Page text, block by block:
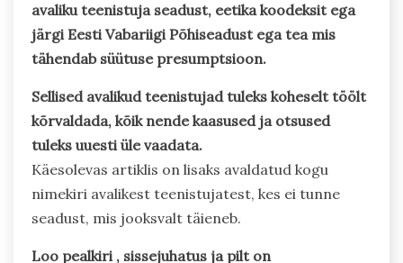
avaliku teenistuja seadust, eetika koodeksit ega
järgi Eesti Vabariigi Põhiseadust ega tea mis
tähendab süütuse presumptsioon.
Sellised avalikud teenistujad tuleks koheselt töölt
kõrvaldada, kõik nende kaasused ja otsused
tuleks uuesti üle vaadata.
Käesolevas artiklis on lisaks avaldatud kogu
nimekiri avalikest teenistujatest, kes ei tunne
seadust, mis jooksvalt täieneb.
Loo pealkiri , sissejuhatus ja pilt on